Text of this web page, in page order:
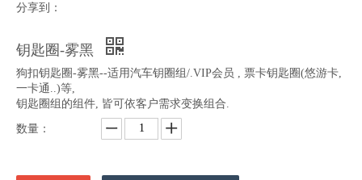
分享到：
钥匙圈-雾黑
狗扣钥匙圈-雾黑--适用汽车钥圈组/.VIP会员 , 票卡钥匙圈(悠游卡,
一卡通..)等,
钥匙圈组的组件, 皆可依客户需求变换组合.
数量：